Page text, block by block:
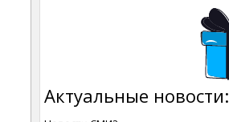
Актуальные новости: